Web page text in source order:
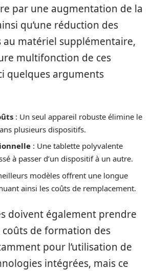
par une augmentation de la
qu’une réduction des
au matériel supplémentaire,
multifonction de ces
quelques arguments
: Un seul appareil robuste élimine le
plusieurs dispositifs.
: Une tablette polyvalente
à passer d’un dispositif à un autre.
modèles offrent une longue
ainsi les coûts de remplacement.
doivent également prendre
coûts de formation des
pour l’utilisation de
intégrées, mais ce